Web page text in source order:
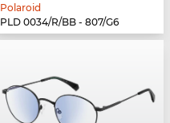
Polaroid
PLD 0034/R/BB - 807/G6